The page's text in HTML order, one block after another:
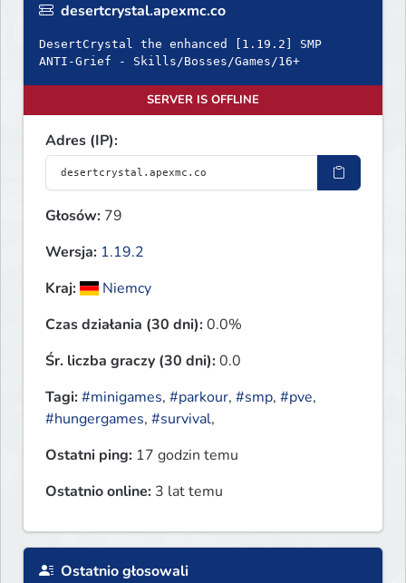
desertcrystal.apexmc.co
DesertCrystal the enhanced [1.19.2] SMP
ANTI-Grief - Skills/Bosses/Games/16+
SERVER IS OFFLINE
Adres (IP):
Głosów: 79
Wersja: 1.19.2
Kraj:
Niemcy
Czas działania (30 dni):0.0%
Śr. liczba graczy (30 dni):0.0
Tagi:#minigames, #parkour, #smp, #pve,
#hungergames, #survival,
Ostatni ping: 17 godzin temu
Ostatnio online: 3 lat temu
Ostatnio głosowali